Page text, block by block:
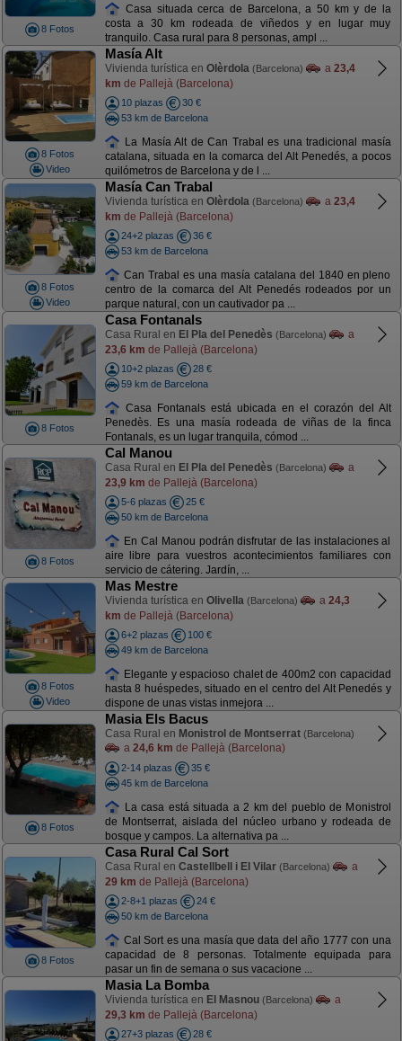
8 Fotos
Casa situada cerca de Barcelona, a 50 km y de la
costa a 30 km rodeada de viñedos y en lugar muy
tranquilo. Casa rural para 8 personas, ampl ...
8 Fotos
Video
Masía Alt
Vivienda turística en Olèrdola (Barcelona) a 23,4
km de Pallejà (Barcelona)
10 plazas
30 €
53 km de Barcelona
La Masía Alt de Can Trabal es una tradicional masía
catalana, situada en la comarca del Alt Penedés, a pocos
quilómetros de Barcelona y de l ...
8 Fotos
Video
Masía Can Trabal
Vivienda turística en Olèrdola (Barcelona) a 23,4
km de Pallejà (Barcelona)
24+2 plazas
36 €
53 km de Barcelona
Can Trabal es una masía catalana del 1840 en pleno
centro de la comarca del Alt Penedés rodeados por un
parque natural, con un cautivador pa ...
8 Fotos
Casa Fontanals
Casa Rural en El Pla del Penedès (Barcelona)
a
23,6 km de Pallejà (Barcelona)
10+2 plazas
28 €
59 km de Barcelona
Casa Fontanals está ubicada en el corazón del Alt
Penedès. Es una masía rodeada de viñas de la finca
Fontanals, es un lugar tranquila, cómod ...
8 Fotos
Cal Manou
Casa Rural en El Pla del Penedès (Barcelona)
a
23,9 km de Pallejà (Barcelona)
5-6 plazas
25 €
50 km de Barcelona
En Cal Manou podrán disfrutar de las instalaciones al
aire libre para vuestros acontecimientos familiares con
servicio de cátering. Jardín, ...
8 Fotos
Video
Mas Mestre
Vivienda turística en Olivella (Barcelona) a 24,3
km de Pallejà (Barcelona)
6+2 plazas
100 €
49 km de Barcelona
Elegante y espacioso chalet de 400m2 con capacidad
hasta 8 huéspedes, situado en el centro del Alt Penedés y
dispone de unas vistas inmejora ...
8 Fotos
Masia Els Bacus
Casa Rural en Monistrol de Montserrat (Barcelona)
a 24,6 km de Pallejà (Barcelona)
2-14 plazas
35 €
45 km de Barcelona
La casa está situada a 2 km del pueblo de Monistrol
de Montserrat, aislada del núcleo urbano y rodeada de
bosque y campos. La alternativa pa ...
8 Fotos
Casa Rural Cal Sort
Casa Rural en Castellbell i El Vilar (Barcelona)
a
29 km de Pallejà (Barcelona)
2-8+1 plazas
24 €
50 km de Barcelona
Cal Sort es una masía que data del año 1777 con una
capacidad de 8 personas. Totalmente equipada para
pasar un fin de semana o sus vacacione ...
Masia La Bomba
Vivienda turística en El Masnou (Barcelona)
a
29,3 km de Pallejà (Barcelona)
27+3 plazas
28 €